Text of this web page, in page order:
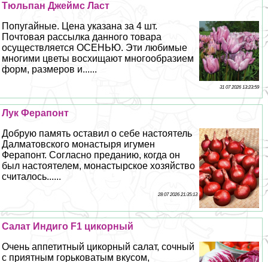
Тюльпан Джеймс Ласт
Попугайные. Цена указана за 4 шт.
Почтовая рассылка данного товара
осуществляется ОСЕНЬЮ. Эти любимые
многими цветы восхищают многообразием
форм, размеров и......
31 07 2026 13:23:59
Лук Ферапонт
Добрую память оставил о себе настоятель
Далматовского монастыря игумен
Ферапонт. Согласно преданию, когда он
был настоятелем, монастырское хозяйство
считалось......
28 07 2026 21:35:13
Салат Индиго F1 цикорный
Очень аппетитный цикорный салат, сочный
с приятным горьковатым вкусом,